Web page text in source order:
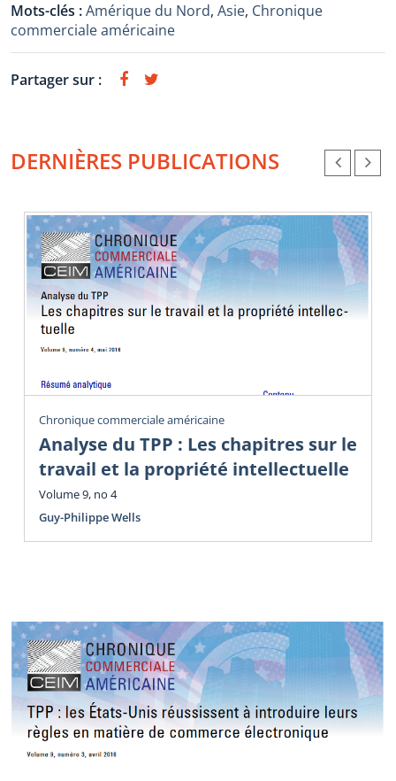
Mots-clés :Amérique du Nord, Asie, Chronique
commerciale américaine
Partager sur :
DERNIÈRES PUBLICATIONS
Chronique commerciale américaine
Analyse du TPP : Les chapitres sur le
travail et la propriété intellectuelle
Volume 9, no 4
Guy-Philippe Wells